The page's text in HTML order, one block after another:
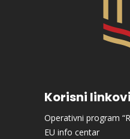
Korisni linkovi
Operativni program
EU info centar